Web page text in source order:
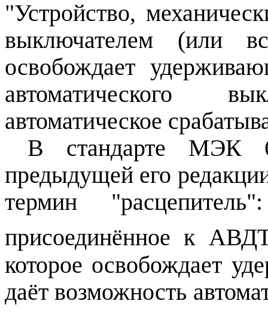
"Устройство,
выключателем (или
освобождает
автоматического
автоматическое
В стандарте МЭК
предыдущей его
термин
присоединённое к
которое освобождает
даёт возможность